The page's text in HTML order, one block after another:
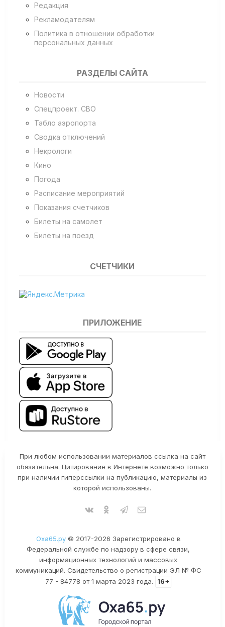
Редакция
Рекламодателям
Политика в отношении обработки
персональных данных
РАЗДЕЛЫ САЙТА
Новости
Спецпроект. СВО
Табло аэропорта
Сводка отключений
Некрологи
Кино
Погода
Расписание мероприятий
Показания счетчиков
Билеты на самолет
Билеты на поезд
СЧЕТЧИКИ
ПРИЛОЖЕНИЕ
При любом использовании материалов ссылка на сайт
обязательна. Цитирование в Интернете возможно только
при наличии гиперссылки на публикацию, материалы из
которой использованы.
Оха65.ру© 2017-2026 Зарегистрировано в
Федеральной службе по надзору в сфере связи,
информационных технологий и массовых
коммуникаций. Свидетельство о регистрации ЭЛ № ФС
77 - 84778 от 1 марта 2023 года.
16+